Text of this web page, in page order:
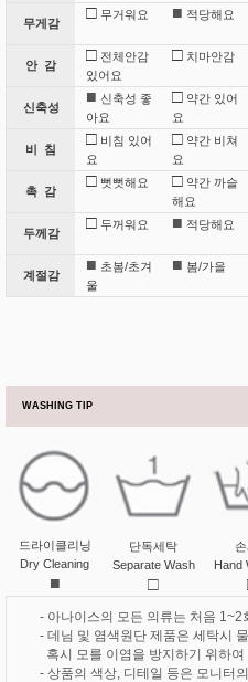
무게감
□ 무거워요 ■ 적당해요
안 감
□ 전체안감
있어요
□ 치마안감
신축성
■ 신축성 좋
아요
□ 약간 있어
요
비 침
□ 비침 있어
요
□ 약간 비쳐
요
촉 감
□ 뻣뻣해요 □ 약간 까슬
해요
두께감
□ 두꺼워요 ■ 적당해요
계절감
■ 초봄/초겨
울
■ 봄/가을
WASHING TIP
드라이클리닝
Dry Cleaning
■
단독세탁
Separate Wash
□
Hand
- 아나이스의 모든 의류는 처음 1~2
- 데님 및 염색원단 제품은 세탁시
혹시 모를 이염을 방지하기 위하
- 상품의 색상, 디테일 등은 모니터